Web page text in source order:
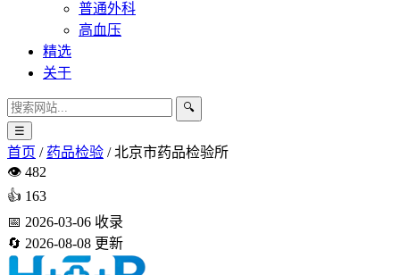
普通外科
高血压
精选
关于
🔍
☰
首页 / 药品检验 / 北京市药品检验所
👁️ 482
👍 163
📅 2026-03-06 收录
🔄 2026-08-08 更新